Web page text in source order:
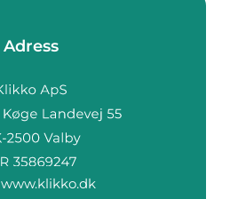
Adress
www.klikko.dk